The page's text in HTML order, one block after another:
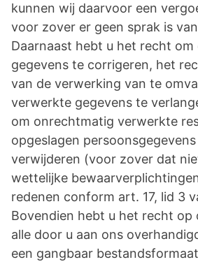
kunnen wij daarvoor een
voor zover er geen sprak is
Daarnaast hebt u het recht om
gegevens te corrigeren, het
van de verwerking van te
verwerkte gegevens te
om onrechtmatig verwerkte
opgeslagen
verwijderen (voor zover dat
wettelijke
redenen conform art. 17, lid 3
Bovendien hebt u het recht op
alle door u aan ons
een gangbaar